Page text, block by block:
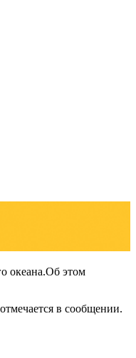
океана.Oб этом
в сообщении.